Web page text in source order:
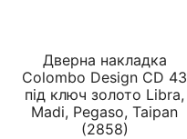
Дверна накладка
Colombo Design CD 43
під ключ золото Libra,
Madi, Pegaso, Taipan
(2858)